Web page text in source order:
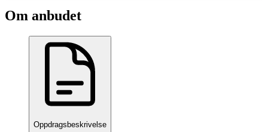
Om anbudet
Oppdragsbeskrivelse